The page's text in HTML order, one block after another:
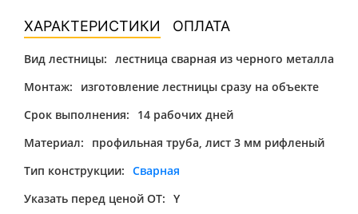
ХАРАКТЕРИСТИКИ ОПЛАТА
Вид лестницы: лестница сварная из черного металла
Монтаж:
изготовление лестницы сразу на объекте
Срок выполнения:
14 рабочих дней
Материал:
профильная труба, лист 3 мм рифленый
Тип конструкции: Сварная
Указать перед ценой ОТ: Y